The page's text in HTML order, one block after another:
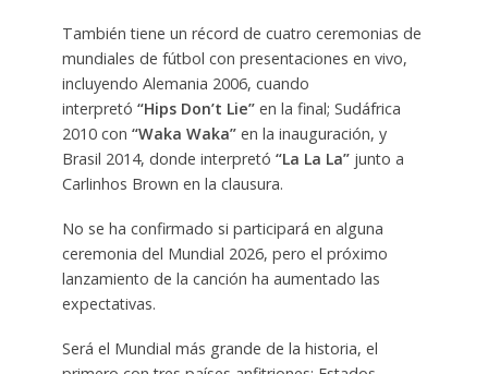
También tiene un récord de cuatro ceremonias de
mundiales de fútbol con presentaciones en vivo,
incluyendo Alemania 2006, cuando
interpretó “Hips Don’t Lie”en la final; Sudáfrica
2010 con “Waka Waka”en la inauguración, y
Brasil 2014, donde interpretó “La La La”junto a
Carlinhos Brown en la clausura.
No se ha confirmado si participará en alguna
ceremonia del Mundial 2026, pero el próximo
lanzamiento de la canción ha aumentado las
expectativas.
Será el Mundial más grande de la historia, el